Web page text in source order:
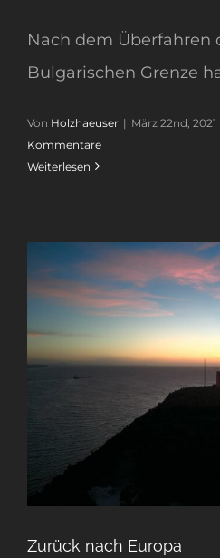
Nach dem Überfahren
Bulgarischen Grenze
Von Holzhaeuser | März 22nd, 2021
Kommentare
Weiterlesen
Zurück nach Europa